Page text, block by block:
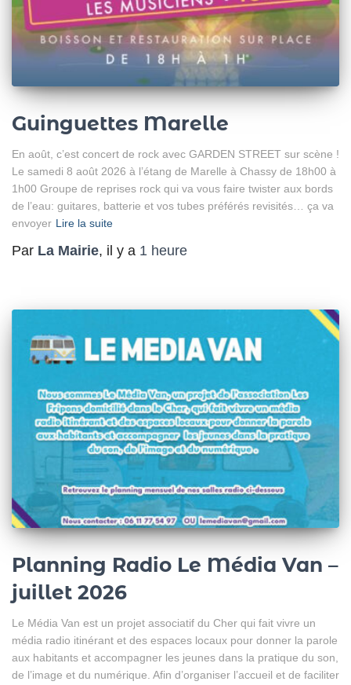
Guinguettes Marelle
En août, c’est concert de rock avec GARDEN STREET sur scène !
Le samedi 8 août 2026 à l’étang de Marelle à Chassy de 18h00 à
1h00 Groupe de reprises rock qui va vous faire twister aux bords
de l’eau: guitares, batterie et vos tubes préférés revisités… ça va
envoyer Lire la suite
Par La Mairie, il y a 1 heure
Planning Radio Le Média Van –
juillet 2026
Le Média Van est un projet associatif du Cher qui fait vivre un
média radio itinérant et des espaces locaux pour donner la parole
aux habitants et accompagner les jeunes dans la pratique du son,
de l’image et du numérique. Afin d’organiser l’accueil et de faciliter